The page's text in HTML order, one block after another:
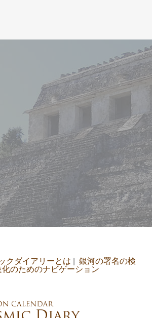
クダイアリーとは
銀河の署名の検
化のためのナビゲーション